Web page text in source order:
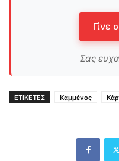
Γίνε
Σας
ΕΤΙΚΕΤΕΣ Καμμένος